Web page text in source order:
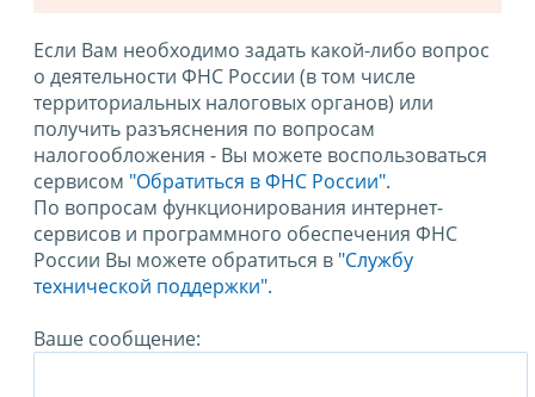
Если Вам необходимо задать какой-либо вопрос
о деятельности ФНС России (в том числе
территориальных налоговых органов) или
получить разъяснения по вопросам
налогообложения - Вы можете воспользоваться
сервисом "Обратиться в ФНС России".
По вопросам функционирования интернет-
сервисов и программного обеспечения ФНС
России Вы можете обратиться в "Службу
технической поддержки".
Ваше сообщение: